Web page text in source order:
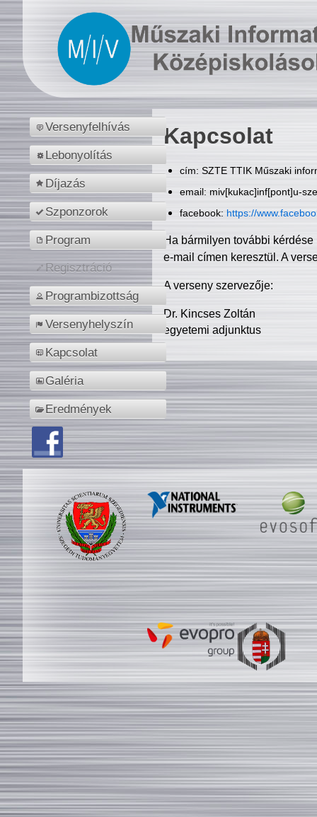
Versenyfelhívás
Lebonyolítás
Díjazás
Szponzorok
Program
Regisztráció
Programbizottság
Versenyhelyszín
Kapcsolat
Galéria
Eredmények
Kapcsolat
cím: SZTE TTIK Műszaki
email: miv[kukac]inf[pont]u-
facebook: https://
Ha bármilyen további
e-mail címen keresztül. A
A verseny szervezője:
Dr. Kincses Zoltán
egyetemi adjunktus